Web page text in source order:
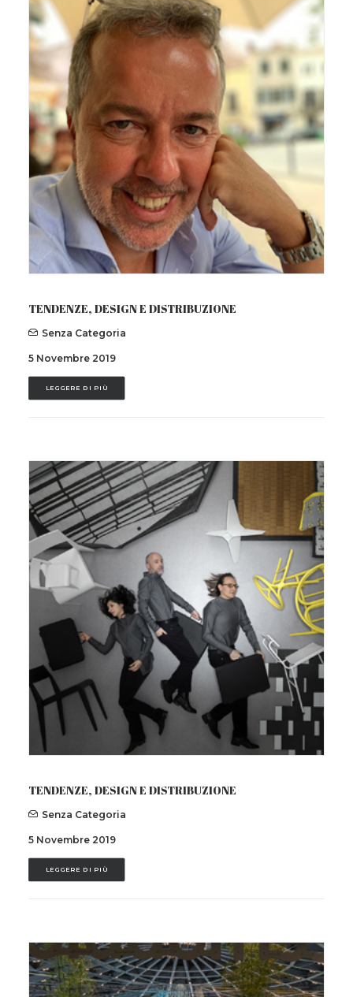
TENDENZE, DESIGN E DISTRIBUZIONE
Senza Categoria
5 Novembre 2019
LEGGERE DI PIÙ
TENDENZE, DESIGN E DISTRIBUZIONE
Senza Categoria
5 Novembre 2019
LEGGERE DI PIÙ